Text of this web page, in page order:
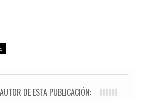
DE ESTA PUBLICACIÓN: